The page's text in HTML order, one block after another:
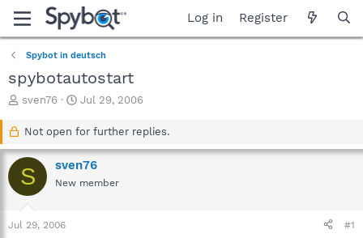
Log in Register
Spybot in deutsch
spybotautostart
T
a
d
s
r
sven76
S
a
t
d
a
Jul 29, 2006
Not open for further replies.
S sven76
New member
Jul 29, 2006 #1